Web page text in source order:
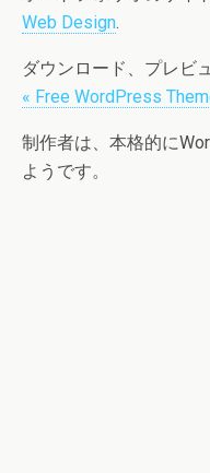
Web Design.
ダウンロード、プレビ
« Free WordPress
制作者は、本格的に
ようです。